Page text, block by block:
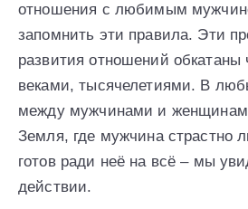
отношения с любимым
запомнить эти правила. Эти
развития отношений обкатаны
веками, тысячелетиями. В
между мужчинами и
Земля, где мужчина страстно
готов ради неё на всё – мы
действии.